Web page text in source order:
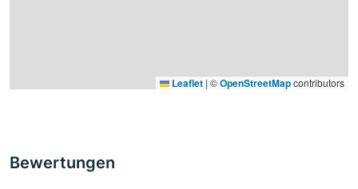
Leaflet | ©OpenStreetMapcontributors
Bewertungen